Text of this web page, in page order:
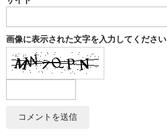
画像に表示された文字を入力してください